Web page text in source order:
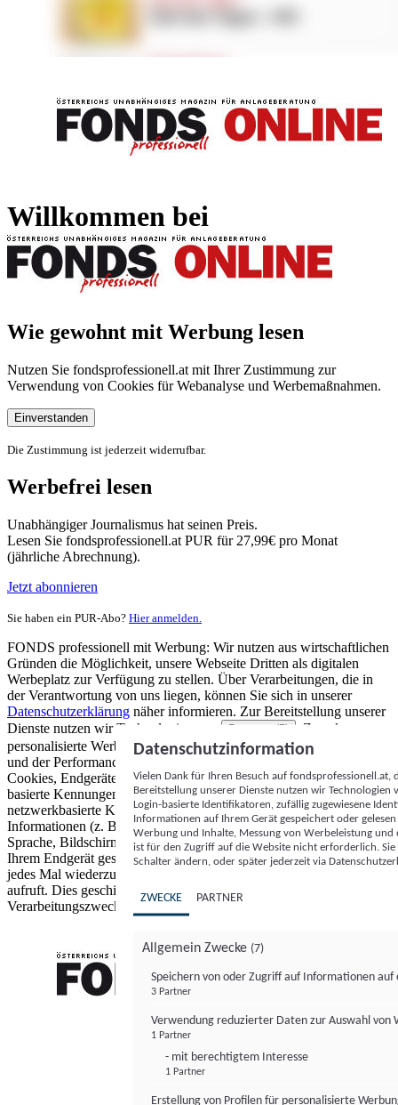
Willkommen bei
Wie gewohnt mit Werbung lesen
Nutzen Sie fondsprofessionell.at mit Ihrer Zustimmung zur
Verwendung von Cookies für Webanalyse und Werbemaßnahmen.
Einverstanden
Die Zustimmung ist jederzeit widerrufbar.
Werbefrei lesen
Unabhängiger Journalismus hat seinen Preis.
Lesen Sie fondsprofessionell.at PUR für 27,99€ pro Monat
(jährliche Abrechnung).
Jetzt abonnieren
Sie haben ein PUR-Abo? Hier anmelden.
FONDS professionell mit Werbung: Wir nutzen aus wirtschaftlichen
Gründen die Möglichkeit, unsere Webseite Dritten als digitalen
Werbeplatz zur Verfügung zu stellen. Über Verarbeitungen, die in
der Verantwortung von uns liegen, können Sie sich in unserer
Datenschutzerklärung näher informieren. Zur Bereitstellung unserer
Dienste nutzen wir Technologien von
Partnern (5)
. Zwecke:
personalisierte Werbung und Inhalte, Messung von Werbeleistung
und der Performance von Inhalten sowie Zielgruppenforschung.
Cookies, Endgeräte- oder ähnliche Online-Kennungen (z. B. login-
basierte Kennungen, zufällig generierte Kennungen,
netzwerkbasierte Kennungen) können zusammen mit anderen
Informationen (z. B. Browsertyp und Browserinformationen,
Sprache, Bildschirmgröße, unterstützte Technologien usw.) auf
Ihrem Endgerät gespeichert oder von dort ausgelesen werden, um es
jedes Mal wiederzuerkennen, wenn es eine App oder einer Webseite
aufruft. Dies geschieht für einen oder mehrere der hier aufgeführten
Verarbeitungszwecke.
Datenschutzinformation
Vielen Dank für Ihren Besuch auf
Bereitstellung unserer Dienste nutzen wir Technologien
Login-basierte Identifikatoren, zufällig zugewiesene
Informationen auf Ihrem Gerät gespeichert oder
Werbung und Inhalte, Messung von Werbeleistung
ist für den Zugriff auf die Website nicht erforderlich.
Schalter ändern, oder später jederzeit via
ZWECKE PARTNER
Allgemein Zwecke (7)
Speichern von oder Zugriff auf Informationen auf
3 Partner
Verwendung reduzierter Daten zur Auswahl von
1 Partner
- mit berechtigtem Interesse
1 Partner
Erstellung von Profilen für personalisierte
FONDS professionell